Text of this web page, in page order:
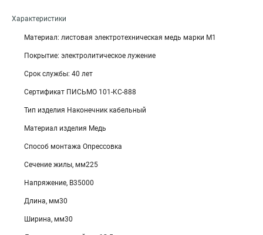
Характеристики
Материал: листовая электротехническая медь марки М1
Покрытие: электролитическое лужение
Срок службы: 40 лет
Сертификат ПИСЬМО 101-KC-888
Тип изделия Наконечник кабельный
Материал изделия Медь
Способ монтажа Опрессовка
Сечение жилы, мм225
Напряжение, В35000
Длина, мм30
Ширина, мм30